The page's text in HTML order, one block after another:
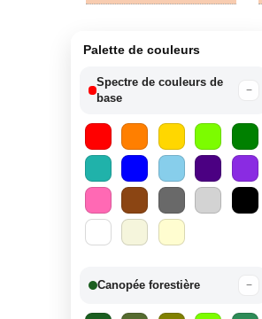
Palette de couleurs
Spectre de couleurs de
base
−
Canopée forestière −